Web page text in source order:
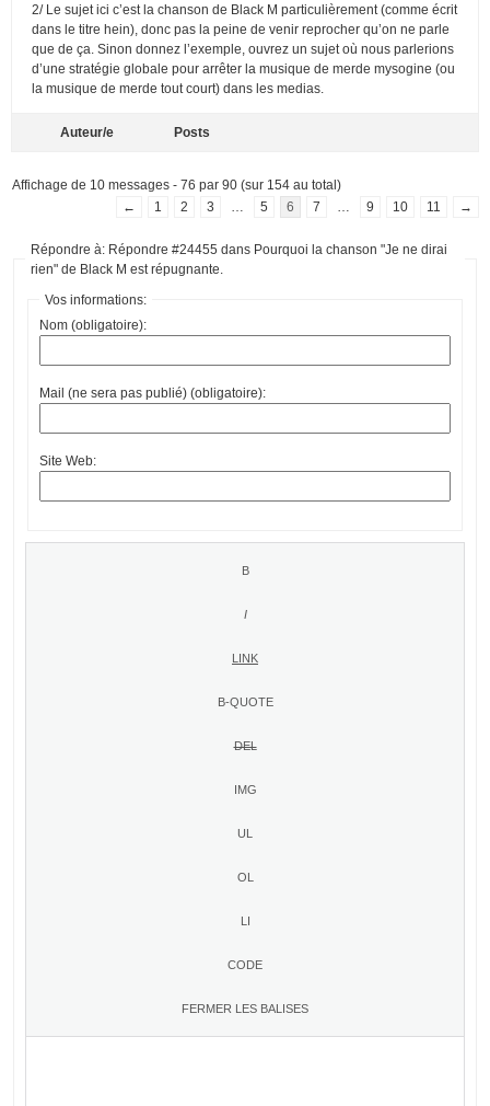
2/ Le sujet ici c’est la chanson de Black M particulièrement (comme écrit
dans le titre hein), donc pas la peine de venir reprocher qu’on ne parle
que de ça. Sinon donnez l’exemple, ouvrez un sujet où nous parlerions
d’une stratégie globale pour arrêter la musique de merde mysogine (ou
la musique de merde tout court) dans les medias.
Auteur/e Posts
Affichage de 10 messages - 76 par 90 (sur 154 au total)
←
1 2 3 5 6 7 9 10 11 →
Répondre à: Répondre #24455 dans Pourquoi la chanson "Je ne dirai
rien" de Black M est répugnante.
Vos informations:
Nom (obligatoire):
Mail (ne sera pas publié) (obligatoire):
Site Web: